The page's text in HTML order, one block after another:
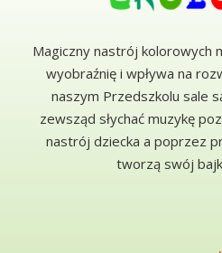
Magiczny nastrój kolorowych
wyobraźnię i wpływa na
naszym Przedszkolu sale
zewsząd słychać muzykę
nastrój dziecka a poprzez
tworzą swój